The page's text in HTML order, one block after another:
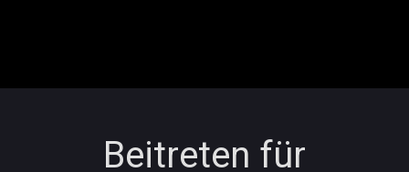
Beitreten für